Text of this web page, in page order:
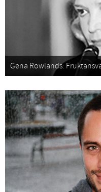
Gena Rowlands: